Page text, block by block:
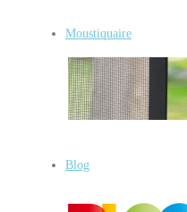
Moustiquaire
Blog